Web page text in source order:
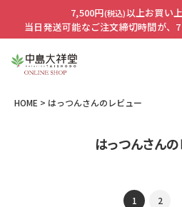
7,500円(税込)以上お買い
当日発送可能なご注文締切時間が、
HOME はっつんさんのレビュー
はっつんさん
1
2